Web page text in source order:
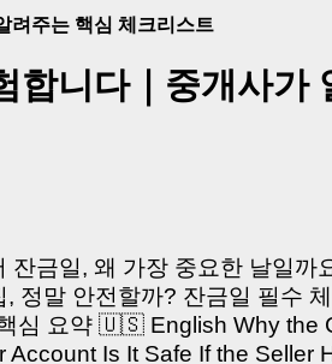
려주는 핵심 체크리스트
합니다｜중개사가
금일, 왜 가장 중요한 날일까
정말 안전할까? 잔금일 필수
심 요약 🇺🇸 English Why the
Account Is It Safe If the Seller